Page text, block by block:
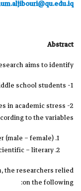
Abstract
aims to identify:
1- Academic pressures among middle school students.
in academic stress
to the variables
(male – female)
– literary
the researchers relied
on the following: